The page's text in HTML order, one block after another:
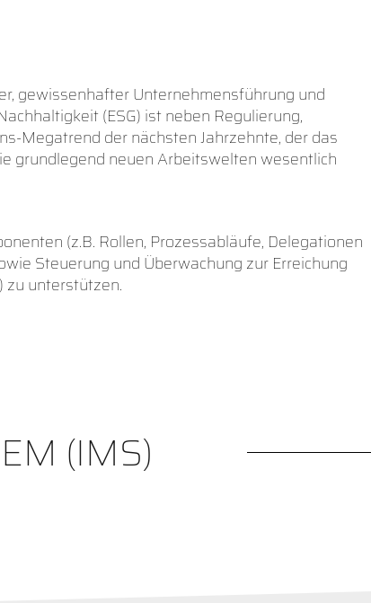
gewissenhafter Unternehmensführung und
(ESG) ist neben Regulierung,
Megatrend der nächsten Jahrzehnte, der das
grundlegend neuen Arbeitswelten wesentlich
(z.B. Rollen, Prozessabläufe, Delegationen
Steuerung und Überwachung zur Erreichung
zu unterstützen.
(IMS)